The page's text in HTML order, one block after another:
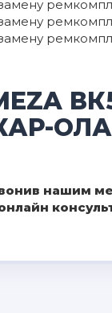
ОЛА
нашим